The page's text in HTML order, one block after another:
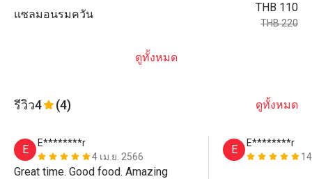
แซลมอนรมควัน
THB 110
THB 220
ดูทั้งหมด
รีวิว4 (4) ดูทั้งหมด
E
E********r
4 เม.ย. 2566
Great time. Good food. Amazing
E
E********r